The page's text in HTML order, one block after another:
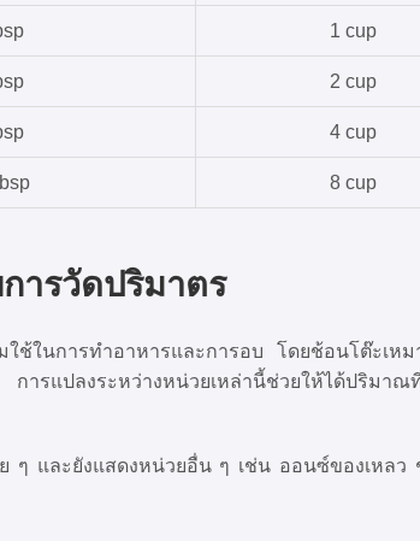
1 cup
2 cup
4 cup
8 cup
ารวัดปริมาตร
ใช้ในการทำอาหารและการอบ โดยช้อนโต๊ะเ
รแปลงระหว่างหน่วยเหล่านี้ช่วยให้ได้ปริมาณ
ๆ และยังแสดงหน่วยอื่น ๆ เช่น ออนซ์ของเหลว